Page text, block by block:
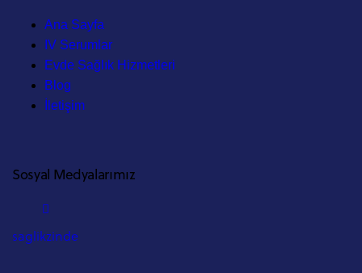
Ana Sayfa
IV Serumlar
Evde Sağlık Hizmetleri
Blog
İletişim
Sosyal Medyalarımız
saglikzinde